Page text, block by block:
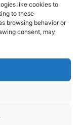
like cookies to
to these
browsing behavior or
consent, may